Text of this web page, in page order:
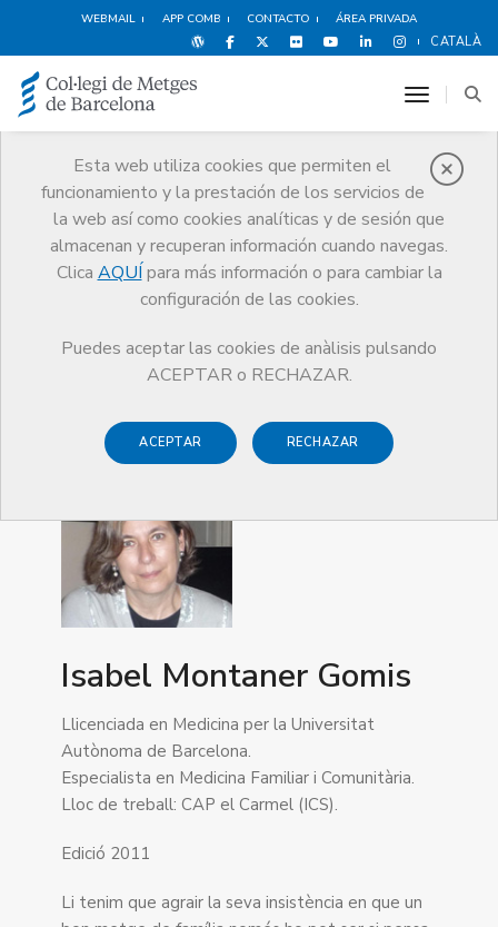
WEBMAIL APP COMB CONTACTO ÁREA PRIVADA
CATALÀ
Esta web utiliza cookies que permiten el
funcionamiento y la prestación de los servicios de
la web así como cookies analíticas y de sesión que
almacenan y recuperan información cuando navegas.
Clica AQUÍ para más información o para cambiar la
configuración de las cookies.
Puedes aceptar las cookies de anàlisis pulsando
ACEPTAR o RECHAZAR.
ACEPTAR RECHAZAR
toggle
Premios
El CoMB Guardonat Edició 2011
Guardonat Edició 2011
Isabel Montaner Gomis
Llicenciada en Medicina per la Universitat
Autònoma de Barcelona.
Especialista en Medicina Familiar i Comunitària.
Lloc de treball: CAP el Carmel (ICS).
Edició 2011
Li tenim que agrair la seva insistència en que un